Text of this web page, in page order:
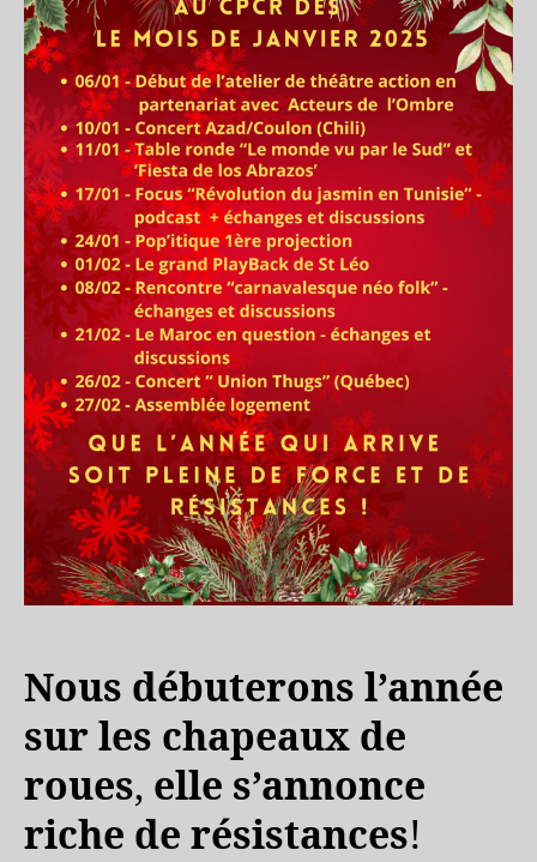
Nous débuterons l’année
sur les chapeaux de
roues, elle s’annonce
riche de résistances!